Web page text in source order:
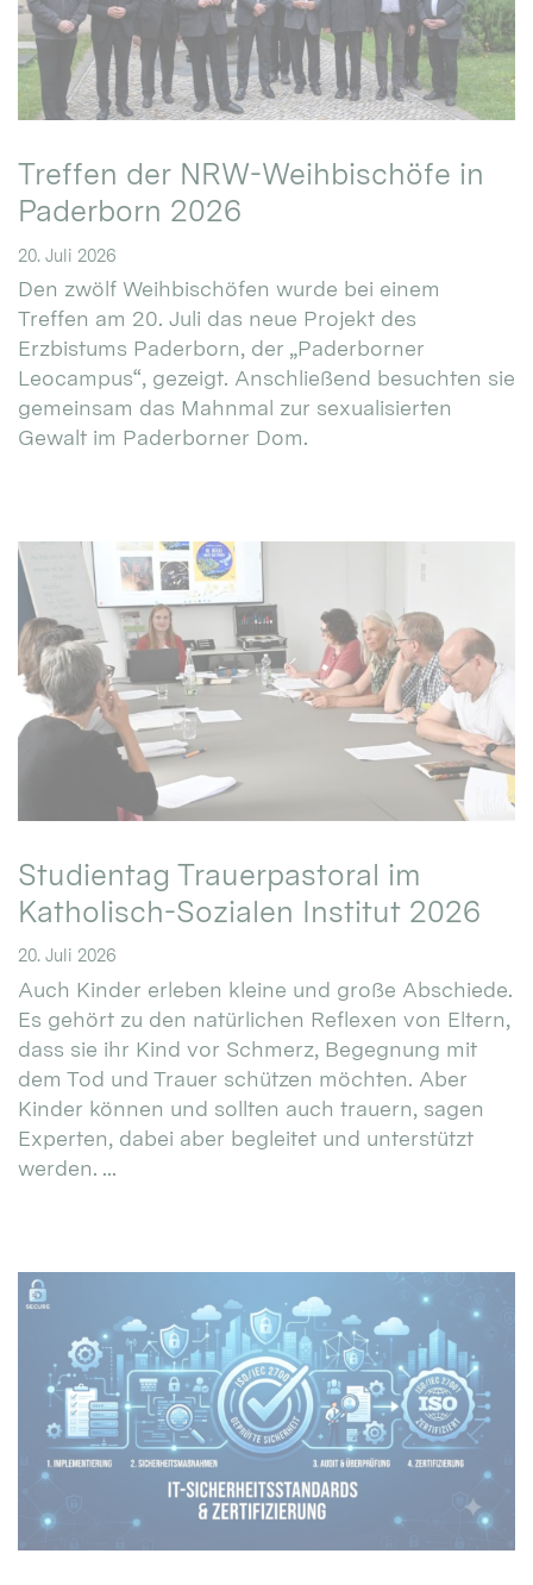
Treffen der NRW-Weihbischöfe in
Paderborn 2026
20. Juli 2026
Den zwölf Weihbischöfen wurde bei einem
Treffen am 20. Juli das neue Projekt des
Erzbistums Paderborn, der „Paderborner
Leocampus“, gezeigt. Anschließend besuchten sie
gemeinsam das Mahnmal zur sexualisierten
Gewalt im Paderborner Dom.
Studientag Trauerpastoral im
Katholisch-Sozialen Institut 2026
20. Juli 2026
Auch Kinder erleben kleine und große Abschiede.
Es gehört zu den natürlichen Reflexen von Eltern,
dass sie ihr Kind vor Schmerz, Begegnung mit
dem Tod und Trauer schützen möchten. Aber
Kinder können und sollten auch trauern, sagen
Experten, dabei aber begleitet und unterstützt
werden. ...